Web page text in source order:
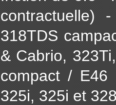
contractuelle)
318TDS
& Cabrio,
compact / E46
325i, 325i et